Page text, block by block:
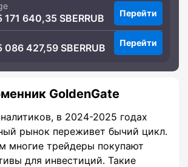
640,35 SBERRUB Перейти
086 427,59 SBERRUB Перейти
GoldenGate
в 2024-2025 годах
рынок переживет бычий цикл.
многие трейдеры покупают
для инвестиций. Такие